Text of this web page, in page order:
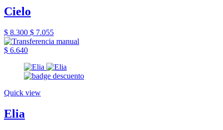
Cielo
$ 8.300 $ 7.055
$ 6.640
Quick view
Elia